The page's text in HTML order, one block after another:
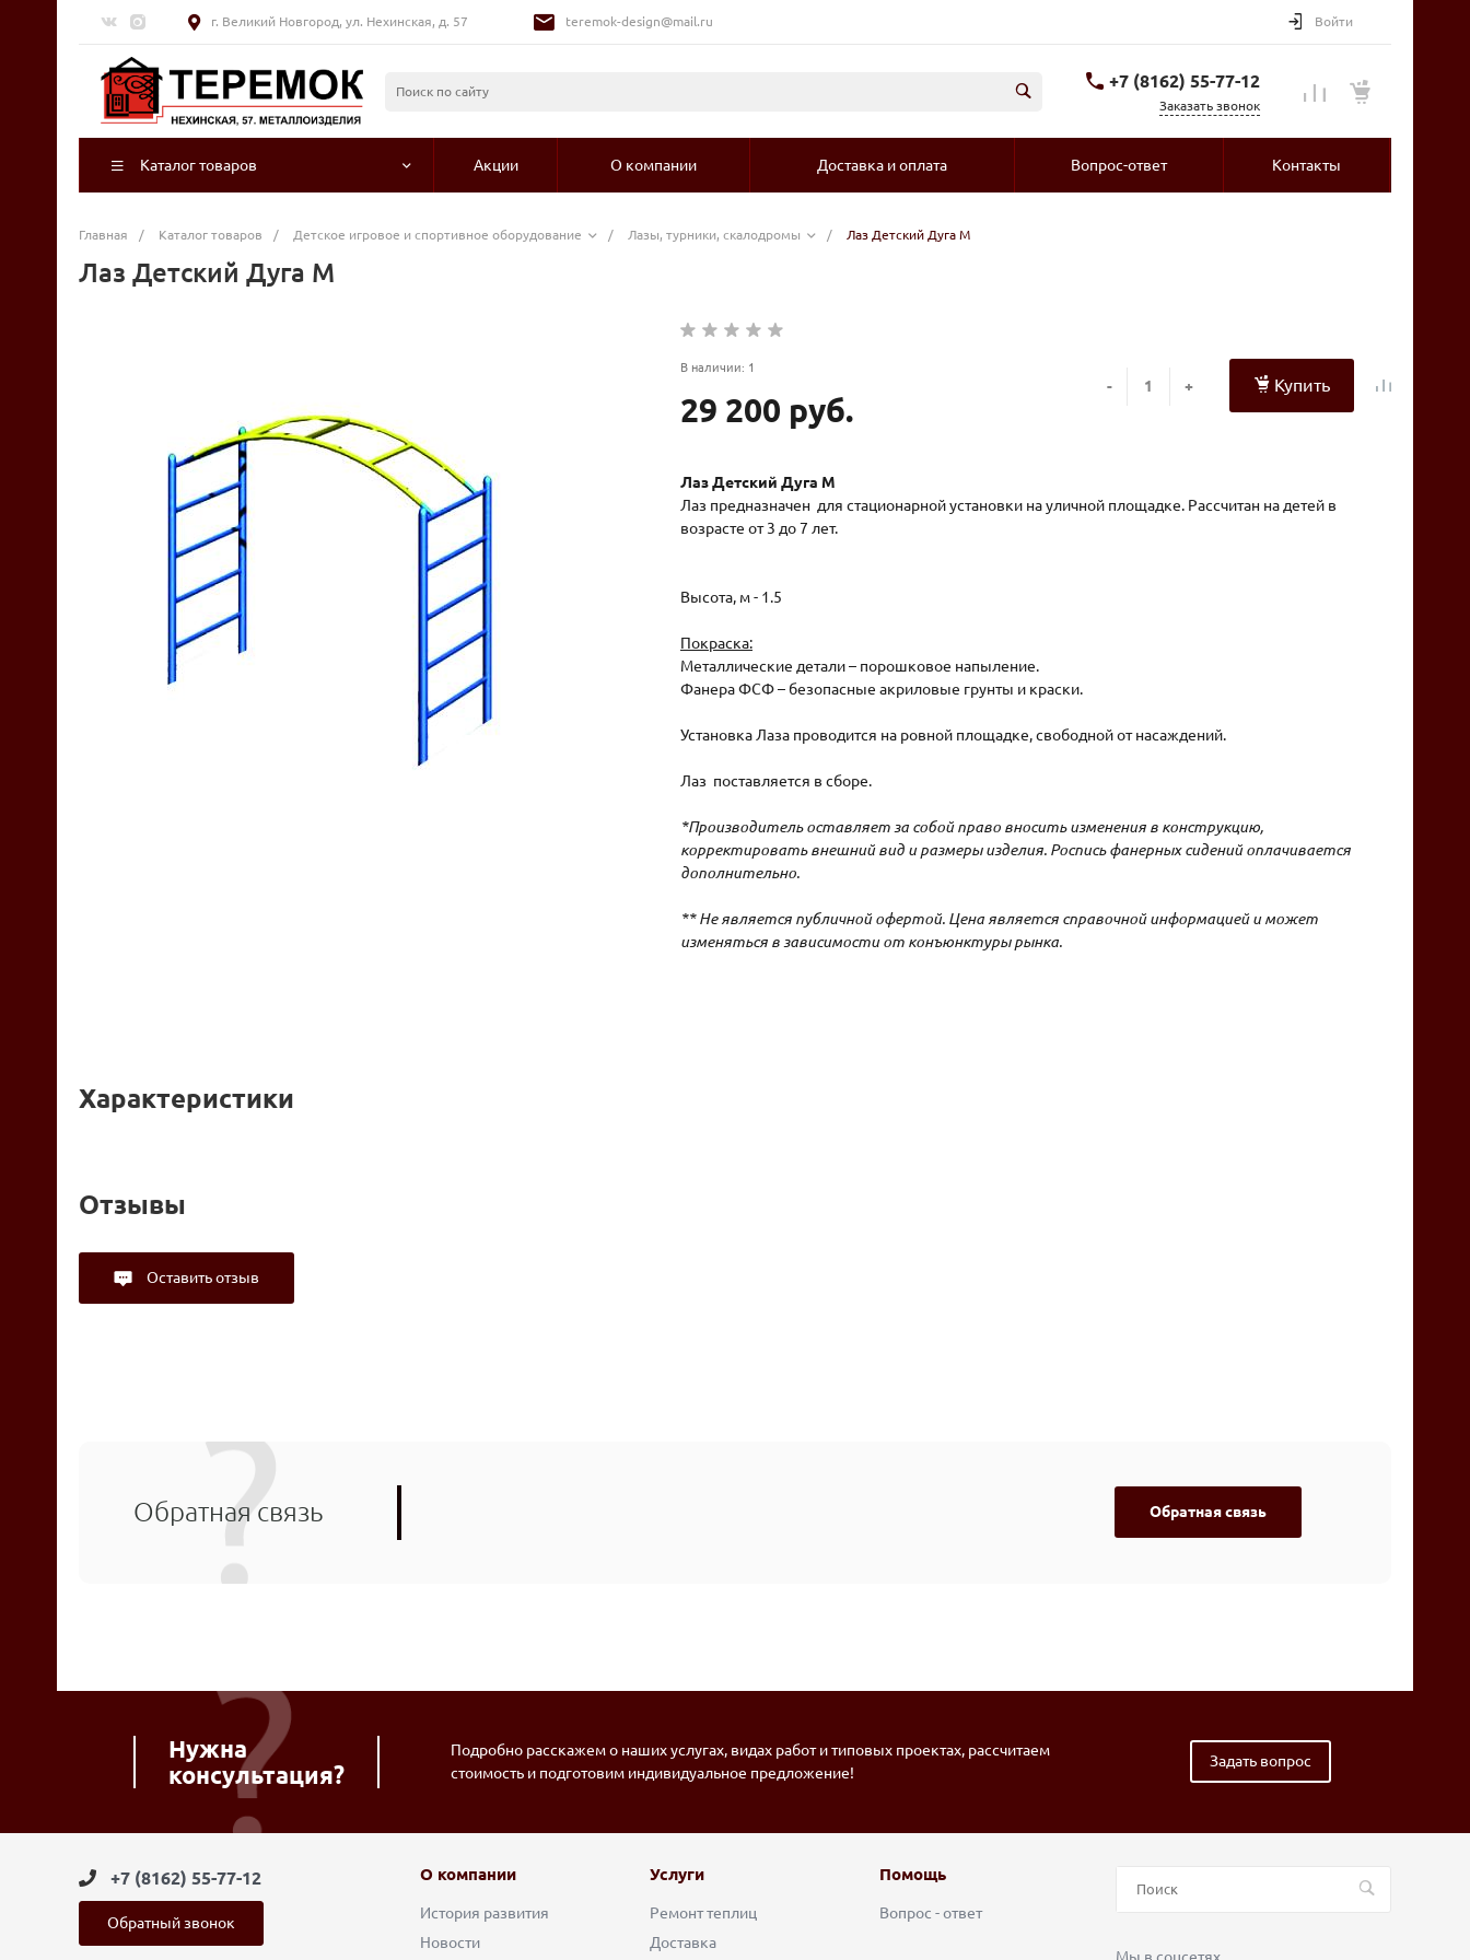
г. Великий Новгород, ул. Нехинская, д. 57 teremok-design@mail.ru Войти
+7 (8162) 55-77-12
Заказать звонок
Каталог товаров Акции О компании Доставка и оплата Вопрос-ответ Контакты
Главная / Каталог товаров / Детское игровое и спортивное оборудование / Лазы, турники, скалодромы / Лаз Детский Дуга М
Лаз Детский Дуга М
В наличии: 1
29 200 руб.
- + Купить
Лаз Детский Дуга М
Лаз предназначен для стационарной установки на уличной площадке. Рассчитан на детей в
возрасте от 3 до 7 лет.
Высота, м - 1.5
Покраска:
Металлические детали – порошковое напыление.
Фанера ФСФ – безопасные акриловые грунты и краски.
Установка Лаза проводится на ровной площадке, свободной от насаждений.
Лаз поставляется в сборе.
*Производитель оставляет за собой право вносить изменения в конструкцию,
корректировать внешний вид и размеры изделия. Роспись фанерных сидений оплачивается
дополнительно.
** Не является публичной офертой. Цена является справочной информацией и может
изменяться в зависимости от конъюнктуры рынка.
Характеристики
Отзывы
Оставить отзыв
Обратная связь Обратная связь
Нужна
консультация?
Подробно расскажем о наших услугах, видах работ и типовых проектах, рассчитаем
стоимость и подготовим индивидуальное предложение!
Задать вопрос
+7 (8162) 55-77-12
Обратный звонок
О компании
История развития
Новости
Услуги
Ремонт теплиц
Доставка
Помощь
Вопрос - ответ